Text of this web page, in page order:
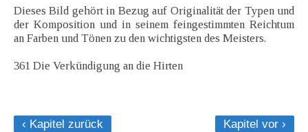
Dieses Bild gehört in Bezug auf Originalität der Typen und
der Komposition und in seinem feingestimmten Reichtum
an Farben und Tönen zu den wichtigsten des Meisters.
361 Die Verkündigung an die Hirten
‹ Kapitel zurück
Kapitel vor ›